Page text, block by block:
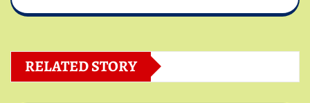
RELATED STORY